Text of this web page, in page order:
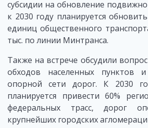
субсидии на обновление
к 2030 году планируется
единиц общественного
тыс. по линии Минтранса.
Также на встрече обсудили
обходов населенных пунктов
опорной сети дорог. К 2030
планируется привести 60%
федеральных трасс, дорог
крупнейших городских